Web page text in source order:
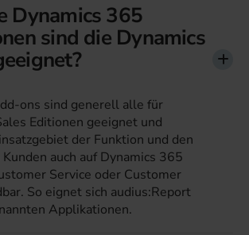
Dynamics 365
sind die Dynamics
ons sind generell alle für
Editionen geeignet und
der Funktion und den
auch auf Dynamics 365
Service oder Customer
So eignet sich audius:Report
Applikationen.